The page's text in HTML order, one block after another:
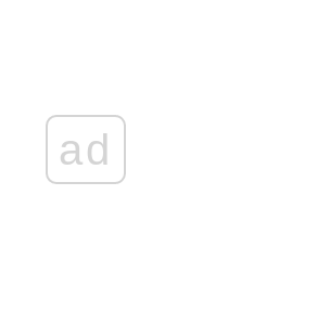
ad